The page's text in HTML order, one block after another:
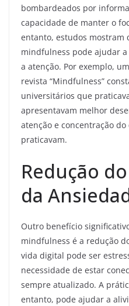
bombardeados por
capacidade de manter o
entanto, estudos mostram
mindfulness pode ajudar
a atenção. Por exemplo,
revista “Mindfulness”
universitários que
apresentavam melhor
atenção e concentração
praticavam.
Redução
da
Outro benefício
mindfulness é a redução
vida digital pode ser
necessidade de estar
sempre atualizado. A
entanto, pode ajudar a